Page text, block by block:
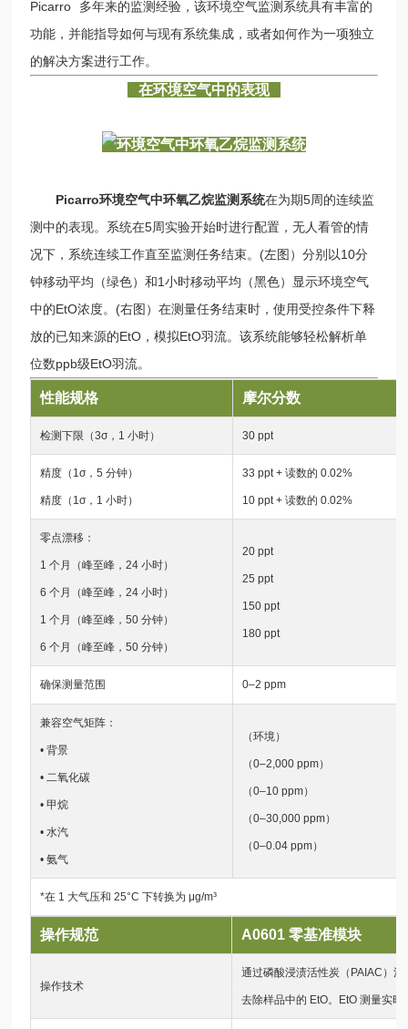
Picarro 多年来的监测经验，该环境空气监测系统具有丰富的
功能，并能指导如何与现有系统集成，或者如何作为一项独立
的解决方案进行工作。
在环境空气中的表现
Picarro环境空气中环氧乙烷监测系统在为期5周的连续监
测中的表现。系统在5周实验开始时进行配置，无人看管的情
况下，系统连续工作直至监测任务结束。(左图）分别以10分
钟移动平均（绿色）和1小时移动平均（黑色）显示环境空气
中的EtO浓度。(右图）在测量任务结束时，使用受控条件下释
放的已知来源的EtO，模拟EtO羽流。该系统能够轻松解析单
位数ppb级EtO羽流。
性能规格 摩尔分数
检测下限（3σ，1 小时） 30 ppt
精度（1σ，5 分钟）
精度（1σ，1 小时）
33 ppt + 读数的 0.02%
10 ppt + 读数的 0.02%
零点漂移：
1 个月（峰至峰，24 小时）
6 个月（峰至峰，24 小时）
1 个月（峰至峰，50 分钟）
6 个月（峰至峰，50 分钟）
20 ppt
25 ppt
150 ppt
180 ppt
确保测量范围 0–2 ppm
兼容空气矩阵：
• 背景
• 二氧化碳
• 甲烷
• 水汽
• 氨气
（环境）
（0–2,000 ppm）
（0–10 ppm）
（0–30,000 ppm）
（0–0.04 ppm）
*在 1 大气压和 25°C 下转换为 μg/m³
操作规范 A0601 零基准模块
操作技术
通过磷酸浸渍活性炭（PAIAC）洗
去除样品中的 EtO。EtO 测量实时